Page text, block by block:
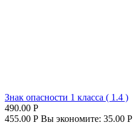
Знак опасности 1 класса ( 1.4 )
490.00 Р
455.00 Р Вы экономите: 35.00 Р